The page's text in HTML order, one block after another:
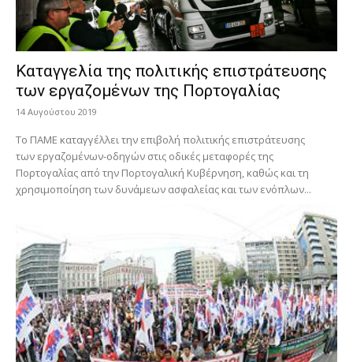
Καταγγελία της πολιτικής επιστράτευσης
των εργαζομένων της Πορτογαλίας
14 Αυγούστου 2019
Το ΠΑΜΕ καταγγέλλει την επιβολή πολιτικής επιστράτευσης
των εργαζομένων-οδηγών στις οδικές μεταφορές της
Πορτογαλίας από την Πορτογαλική Κυβέρνηση, καθώς και τη
χρησιμοποίηση των δυνάμεων ασφαλείας και των ενόπλων...